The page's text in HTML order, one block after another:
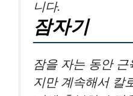
니다.
잠자기
잠을 자는 동안
지만 계속해서 칼